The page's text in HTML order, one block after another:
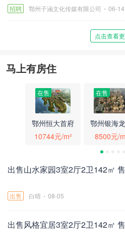
招聘 鄂州子涵文化传媒有限公司 06-14
点击查看
马上有房住
在售
鄂州恒大首府
10744元/m²
在售
鄂州银海
8500元/
出售山水家园3室2厅2卫142㎡
出售 白晴 08-05
出售风格宜居3室2厅2卫142㎡